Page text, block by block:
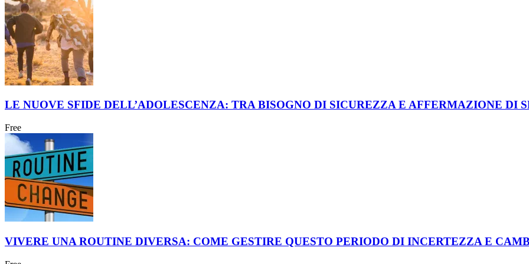
LE NUOVE SFIDE DELL’ADOLESCENZA: TRA BISOGNO DI SICUREZZA E AFFERMAZIONE DI
Free
VIVERE UNA ROUTINE DIVERSA: COME GESTIRE QUESTO PERIODO DI INCERTEZZA E